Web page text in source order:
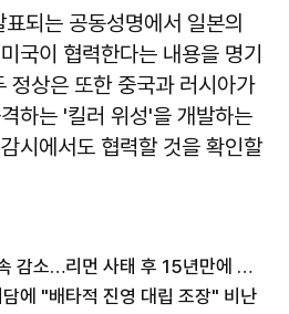
되는 공동성명에서 일본의
국이 협력한다는 내용을 명기
정상은 또한 중국과 러시아가
하는 '킬러 위성'을 개발하는
시에서도 협력할 것을 확인할
日실질임금 23개월 연속 감소…리먼 사태 후 15년만에 최장 감소세
담에 "배타적 진영 대립 조장" 비난